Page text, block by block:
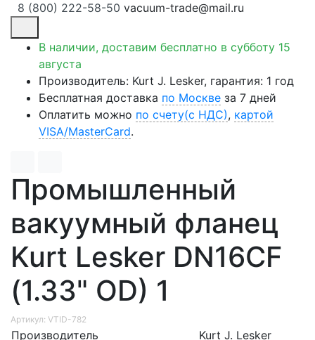
8 (800) 222-58-50 vacuum-trade@mail.ru
В наличии, доставим бесплатно в субботу 15
августа
Производитель: Kurt J. Lesker, гарантия: 1 год
Бесплатная доставка по Москве за 7 дней
Оплатить можно по счету(с НДС), картой
VISA/MasterCard.
Промышленный
вакуумный фланец
Kurt Lesker DN16CF
(1.33" OD) 1
Артикул: VTID-782
Производитель
Kurt J. Lesker